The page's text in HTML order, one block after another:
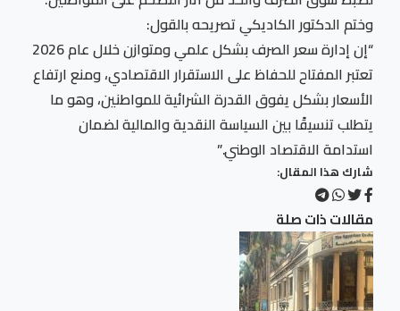
وختم الدكتور الكاديكي تصريحه بالقول:
“إن إدارة سعر الصرف بشكل علمي ومتوازن خلال عام 2026
تعتبر المفتاح للحفاظ على الاستقرار الاقتصادي، ومنع ارتفاع
الأسعار بشكل يفوق القدرة الشرائية للمواطنين، وهو ما
يتطلب تنسيقًا بين السياسة النقدية والمالية لضمان
استدامة الاقتصاد الوطني.”
شارك هذا المقال:
مقالات ذات صلة